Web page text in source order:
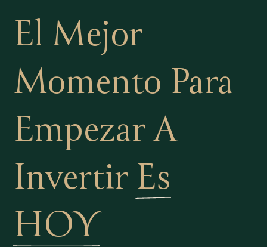
El Mejor
Momento Para
Empezar A
Invertir Es
HOY